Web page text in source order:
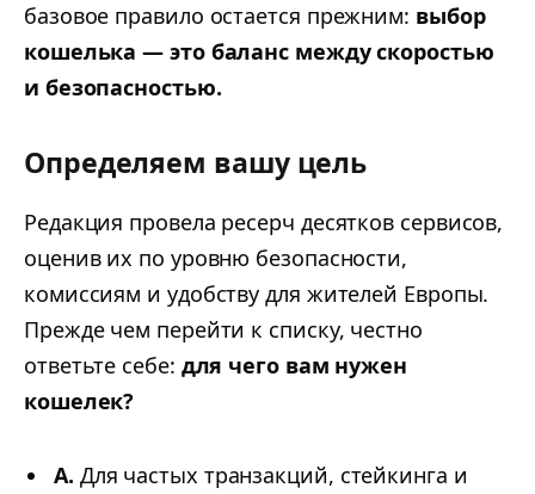
базовое правило остается прежним: выбор
кошелька — это баланс между скоростью
и безопасностью.
Определяем вашу цель
Редакция провела ресерч десятков сервисов,
оценив их по уровню безопасности,
комиссиям и удобству для жителей Европы.
Прежде чем перейти к списку, честно
ответьте себе: для чего вам нужен
кошелек?
A. Для частых транзакций, стейкинга и